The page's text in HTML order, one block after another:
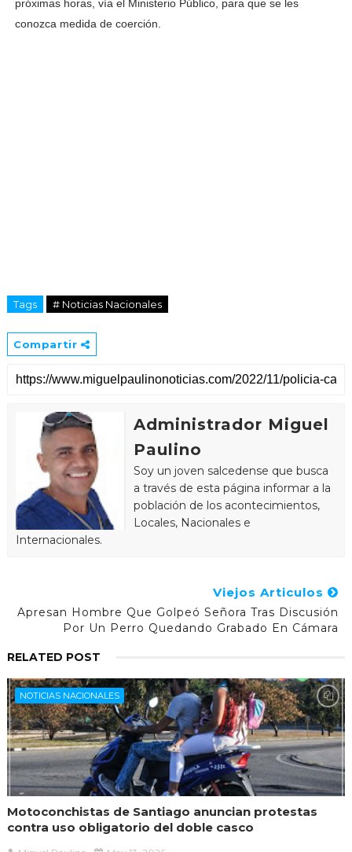
próximas horas, vía el Ministerio Público, para que se les
conozca medida de coerción.
Tags # Noticias Nacionales
Compartir
Administrador Miguel
Paulino
Soy un joven salcedense que busca
a través de esta página informar a la
población de los acontecimientos,
Locales, Nacionales e
Internacionales.
Viejos Articulos
Apresan Hombre Que Golpeó Señora Tras Discusión
Por Un Perro Quedando Grabado En Cámara
RELATED POST
NOTICIAS NACIONALES
Motoconchistas de Santiago anuncian protestas
contra uso obligatorio del doble casco